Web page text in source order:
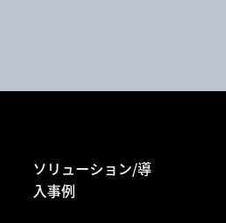
ソリューション/導
入事例